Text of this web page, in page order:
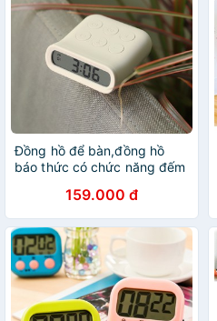
Đồng hồ để bàn,đồng hồ
báo thức có chức năng đếm
159.000 đ